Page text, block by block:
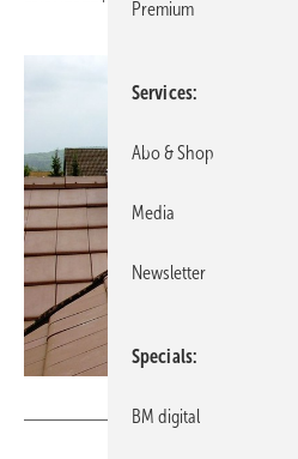
Premium
Services
Abo & Shop
Media
Newsletter
Specials
BM digital